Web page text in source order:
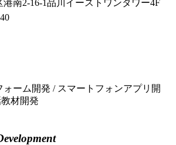
港南2-16-1品川イーストワンタワー4F
ォーム開発 / スマートフォンアプリ開
材開発